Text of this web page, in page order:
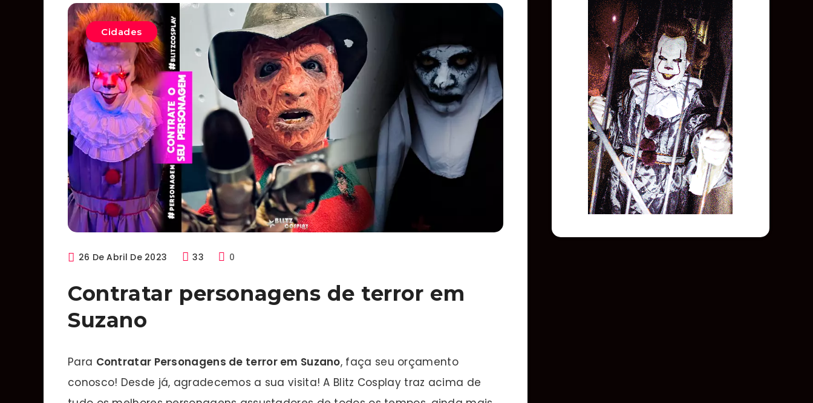
Cidades
26 De Abril De 2023 33 0
Contratar personagens de terror em
Suzano
Para Contratar Personagens de terror em Suzano, faça seu orçamento
conosco! Desde já, agradecemos a sua visita! A Blitz Cosplay traz acima de